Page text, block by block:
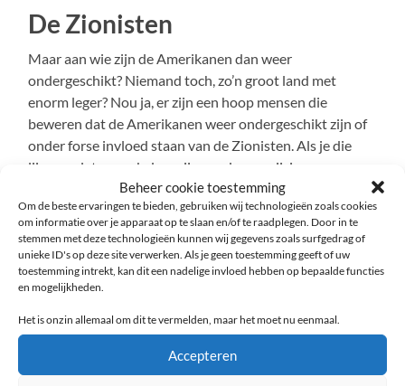
Beheer cookie toestemming
Om de beste ervaringen te bieden, gebruiken wij technologieën zoals cookies
om informatie over je apparaat op te slaan en/of te raadplegen. Door in te
stemmen met deze technologieën kunnen wij gegevens zoals surfgedrag of
unieke ID's op deze site verwerken. Als je geen toestemming geeft of uw
toestemming intrekt, kan dit een nadelige invloed hebben op bepaalde functies
en mogelijkheden.
Het is onzin allemaal om dit te vermelden, maar het moet nu eenmaal.
Accepteren
De Zionisten
Maar aan wie zijn de Amerikanen dan weer
ondergeschikt? Niemand toch, zo’n groot land met
enorm leger? Nou ja, er zijn een hoop mensen die
beweren dat de Amerikanen weer ondergeschikt zijn of
onder forse invloed staan van de Zionisten. Als je die
lijnen volgt, en ook daar zijn goede aanwijzingen voor,
dan is uiteindelijk Israël de baas in Nederland. En is dat
land de baas over een groot deel van wat we de
Westerse wereld plachten te noemen.
De Illuminati
Zijn we er dan? Natuurlijk niet. Boven dit alles staan
bloedlijnen, zoals Robin de Ruiter ze benoemde. Met